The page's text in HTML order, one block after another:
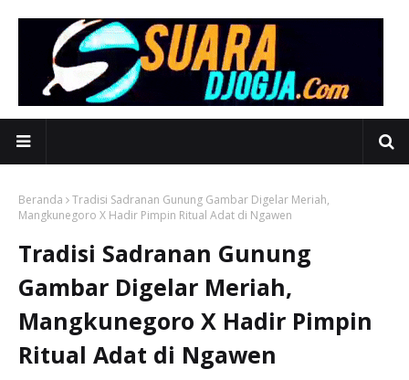
Beranda
Tradisi Sadranan Gunung Gambar Digelar Meriah,
Mangkunegoro X Hadir Pimpin Ritual Adat di Ngawen
Tradisi Sadranan Gunung
Gambar Digelar Meriah,
Mangkunegoro X Hadir Pimpin
Ritual Adat di Ngawen